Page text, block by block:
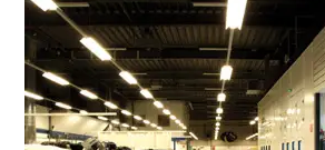
voordelen
van
een
betonlook